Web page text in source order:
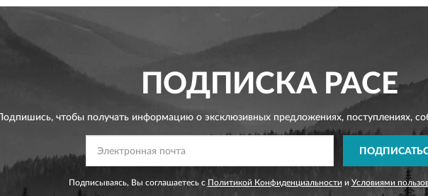
ПОДПИСКАPACE
Подпишись, чтобы получать информацию о эксклюзивных предложениях,поступлениях,
Подписываясь, Вы соглашаетесь с Политикой Конфиденциальности и Условиями